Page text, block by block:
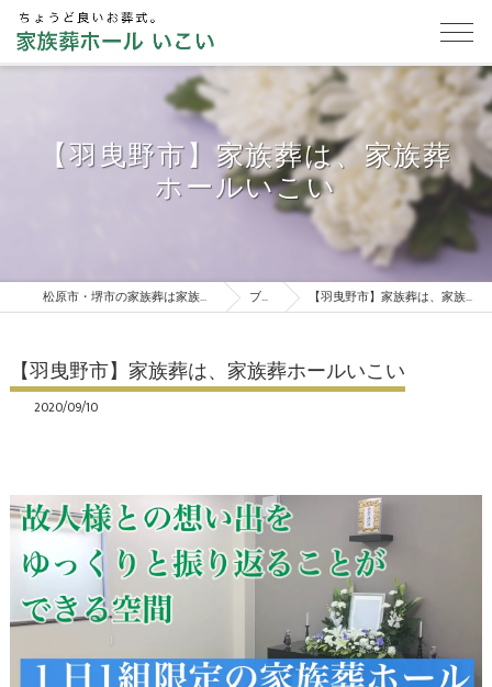
【羽曳野市】家族葬は、家族葬
ホールいこい
松原市・堺市の家族葬は家族葬ホールいこい ブログ 【羽曳野市】家族葬は、家族葬ホールいこい
【羽曳野市】家族葬は、家族葬ホールいこい
2020/09/10